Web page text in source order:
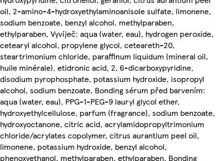
oil, 2-amino-4-hydroxyethylaminoanisole sulfate, limonene,
sodium benzoate, benzyl alcohol, methylparaben,
ethylparaben, Vyvíječ: aqua (water, eau), hydrogen peroxide,
cetearyl alcohol, propylene glycol, ceteareth-20,
steartrimonium chloride, paraffinum liquidum (mineral oil,
huile minérale), etidronic acid, 2, 6-dicarboxypyridine,
disodium pyrophosphate, potassium hydroxide, isopropyl
alcohol, sodium benzoate, Bonding sérum před barvením:
aqua (water, eau), PPG-1-PEG-9 lauryl glycol ether,
hydroxyethylcellulose, parfum (fragrance), sodium benzoate,
hydroxyoctanone, citric acid, acrylamidopropyltrimonium
chloride/acrylates copolymer, citrus aurantium peel oil,
limonene, potassium hydroxide, benzyl alcohol,
phenoxyethanol, methylparaben, ethylparaben, Bonding